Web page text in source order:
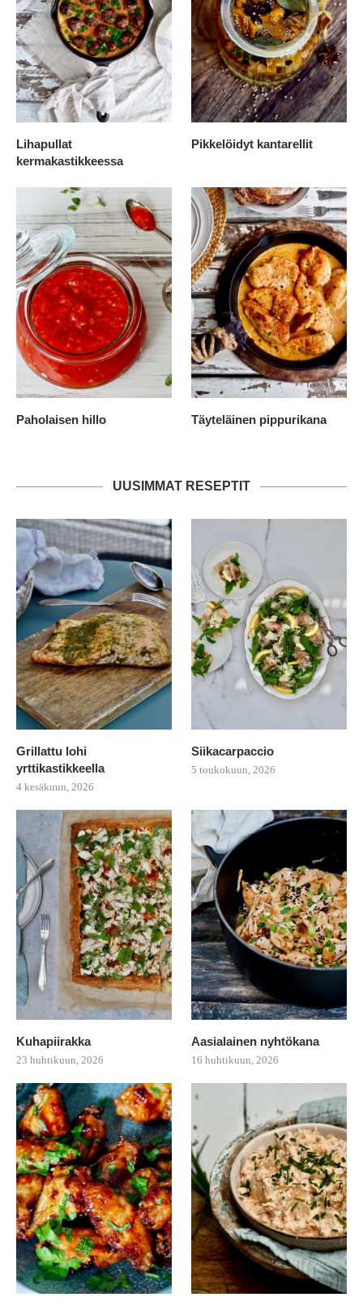
Lihapullat
kermakastikkeessa
Pikkelöidyt kantarellit
Paholaisen hillo Täyteläinen pippurikana
UUSIMMAT RESEPTIT
Grillattu lohi
yrttikastikkeella
4 kesäkuun, 2026
Siikacarpaccio
5 toukokuun, 2026
Kuhapiirakka
23 huhtikuun, 2026
Aasialainen nyhtökana
16 huhtikuun, 2026